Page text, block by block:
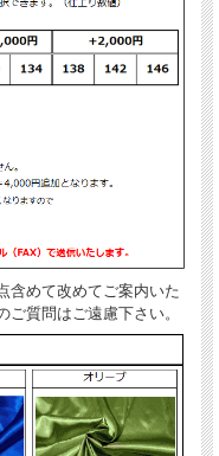
含めて改めてご案内いた
質問はご遠慮下さい。